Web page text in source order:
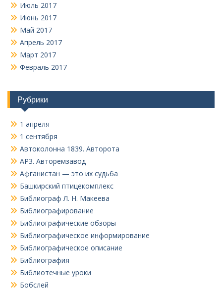
Июль 2017
Июнь 2017
Май 2017
Апрель 2017
Март 2017
Февраль 2017
Рубрики
1 апреля
1 сентября
Автоколонна 1839. Авторота
АРЗ. Авторемзавод
Афганистан — это их судьба
Башкирский птицекомплекс
Библиограф Л. Н. Макеева
Библиографирование
Библиографические обзоры
Библиографическое информирование
Библиографическое описание
Библиография
Библиотечные уроки
Бобслей